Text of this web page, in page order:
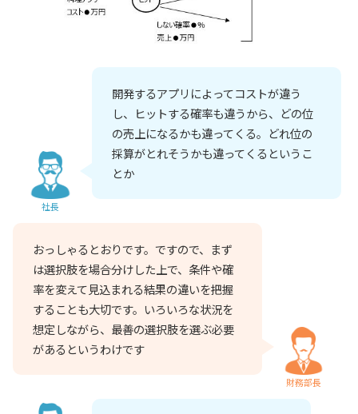
社長
開発するアプリによってコストが違う
し、ヒットする確率も違うから、どの位
の売上になるかも違ってくる。どれ位の
採算がとれそうかも違ってくるというこ
とか
おっしゃるとおりです。ですので、まず
は選択肢を場合分けした上で、条件や確
率を変えて見込まれる結果の違いを把握
することも大切です。いろいろな状況を
想定しながら、最善の選択肢を選ぶ必要
があるというわけです
財務部長